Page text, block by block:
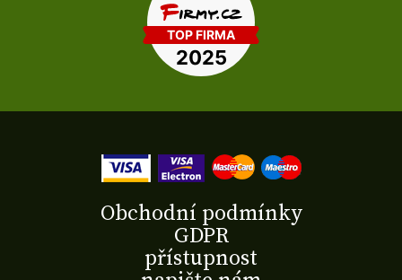
Obchodní podmínky
GDPR
přístupnost